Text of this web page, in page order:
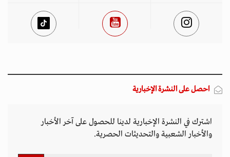
احصل على النشرة الإخبارية
اشترك في النشرة الإخبارية لدينا للحصول على آخر الأخبار
والأخبار الشعبية والتحديثات الحصرية.